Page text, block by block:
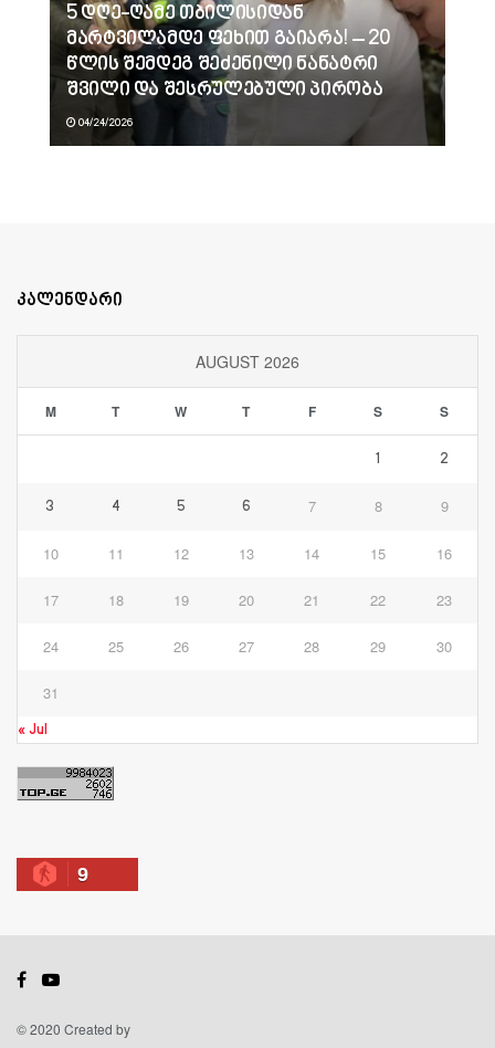
5 დღე-ღამე თბილისიდან
მარტვილამდე ფეხით გაიარა! – 20
წლის შემდეგ შეძენილი ნანატრი
შვილი და შესრულებული პირობა
04/24/2026
კალენდარი
AUGUST 2026
M T W T F S S
1 2
3 4 5 6 7 8 9
10 11 12 13 14 15 16
17 18 19 20 21 22 23
24 25 26 27 28 29 30
31
« Jul
9
© 2020 Created by